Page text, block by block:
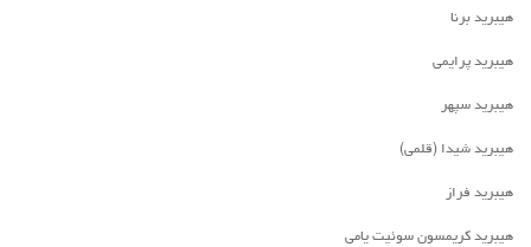
هیبرید برنا
هیبرید پرایمی
هیبرید سپهر
هیبرید شیدا (قلمی)
هیبرید فراز
هیبرید کریمسون سوئیت یامی